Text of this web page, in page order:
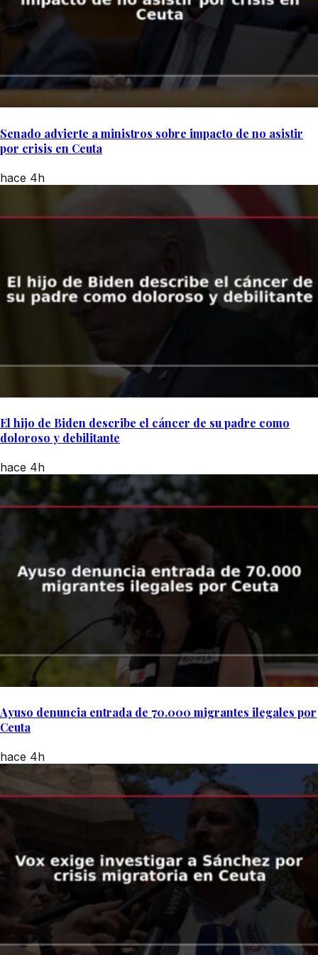
Senado advierte a ministros sobre impacto de no asistir
por crisis en Ceuta
hace 4h
El hijo de Biden describe el cáncer de su padre como
doloroso y debilitante
hace 4h
Ayuso denuncia entrada de 70.000 migrantes ilegales por
Ceuta
hace 4h